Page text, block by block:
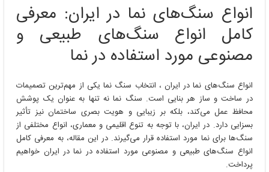
انواع سنگ‌های نما در ایران: معرفی
کامل انواع سنگ‌های طبیعی و
مصنوعی مورد استفاده در نما
انواع سنگ‌های نما در ایران ، انتخاب سنگ نما یکی از مهم‌ترین تصمیمات
در ساخت و ساز هر بنایی است. سنگ نما نه تنها به عنوان یک پوشش
محافظ عمل می‌کند، بلکه بر زیبایی و هویت بصری ساختمان نیز تأثیر
بسزایی دارد. در ایران، با توجه به تنوع اقلیمی و معماری، انواع مختلفی از
سنگ‌ها برای نما مورد استفاده قرار می‌گیرند. در این مقاله، به معرفی کامل
انواع سنگ‌های طبیعی و مصنوعی مورد استفاده در نما در ایران خواهیم
پرداخت.